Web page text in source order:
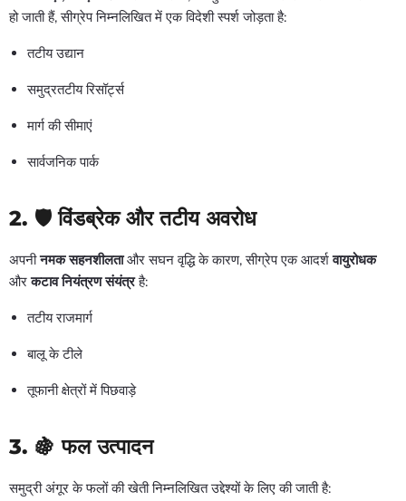
हो जाती हैं, सीग्रेप निम्नलिखित में एक विदेशी स्पर्श जोड़ता है:
तटीय उद्यान
समुद्रतटीय रिसॉर्ट्स
मार्ग की सीमाएं
सार्वजनिक पार्क
2. 🛡️विंडब्रेक और तटीय अवरोध
अपनीनमक सहनशीलताऔर सघन वृद्धि के कारण, सीग्रेप एक आदर्शवायुरोधक
औरकटाव नियंत्रण संयंत्रहै:
तटीय राजमार्ग
बालू के टीले
तूफानी क्षेत्रों में पिछवाड़े
3. 🍇फल उत्पादन
समुद्री अंगूर के फलों की खेती निम्नलिखित उद्देश्यों के लिए की जाती है: